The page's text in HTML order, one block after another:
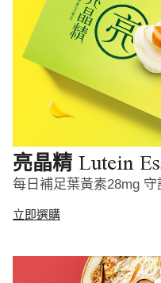
亮晶精 Lutein
每日補足葉黃素28mg
立即選購